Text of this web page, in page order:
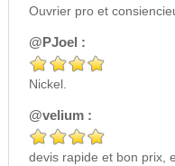
Ouvrier pro et
@PJoel :
Nickel.
@velium :
devis rapide et bon prix,